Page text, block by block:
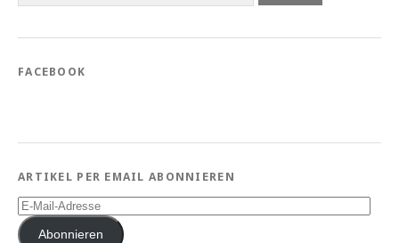
FACEBOOK
ARTIKEL PER EMAIL ABONNIEREN
E-
Mail-
AdresseAbonnieren